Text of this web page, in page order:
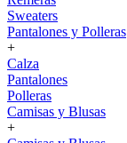
Sweaters
Pantalones y Polleras
+
Calza
Pantalones
Polleras
Camisas y Blusas
+